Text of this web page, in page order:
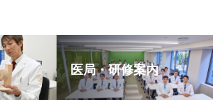
医局・研修案内